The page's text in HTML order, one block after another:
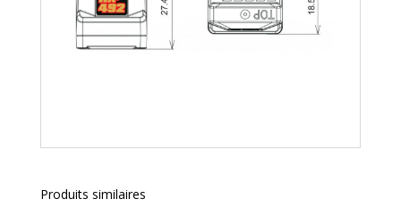
Produits similaires